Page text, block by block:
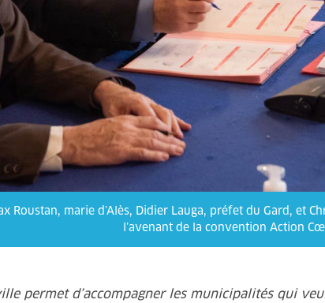
Roustan, marie d’Alès, Didier Lauga, préfet du Gard, et
l’avenant de la convention Action
permet d’accompagner les municipalités qui